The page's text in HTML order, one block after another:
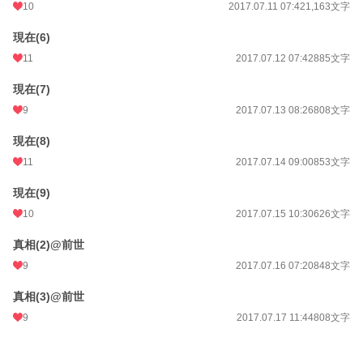
10 2017.07.11 07:421,163文字
現在(6)
11 2017.07.12 07:42885文字
現在(7)
9 2017.07.13 08:26808文字
現在(8)
11 2017.07.14 09:00853文字
現在(9)
10 2017.07.15 10:30626文字
真相(2)@前世
9 2017.07.16 07:20848文字
真相(3)@前世
9 2017.07.17 11:44808文字